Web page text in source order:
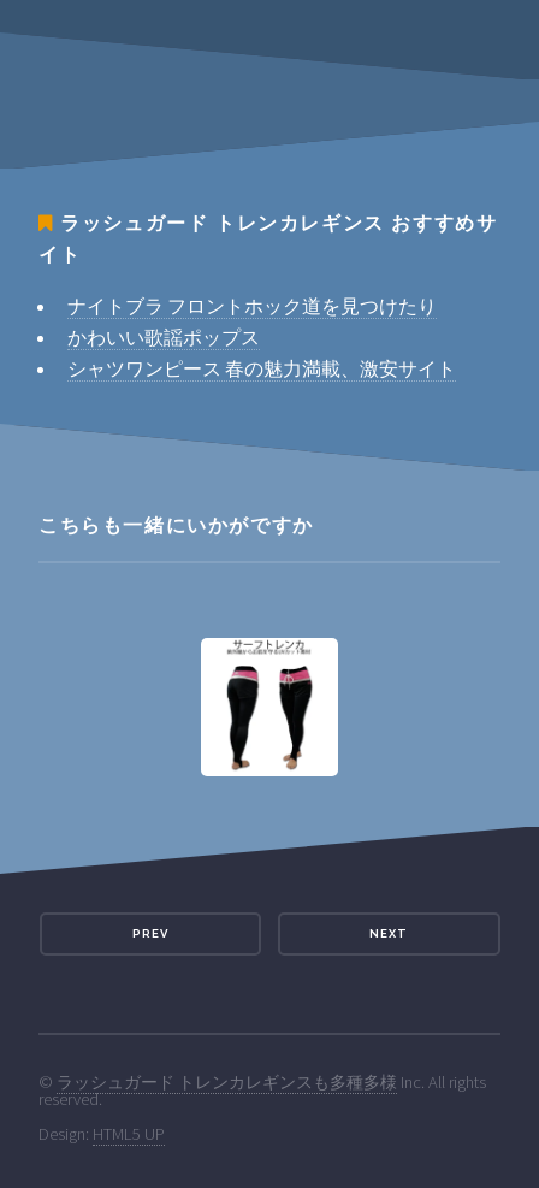
ラッシュガード トレンカレギンス おすすめサ
イト
ナイトブラ フロントホック道を見つけたり
かわいい歌謡ポップス
シャツワンピース 春の魅力満載、激安サイト
こちらも一緒にいかがですか
PREV NEXT
© ラッシュガード トレンカレギンスも多種多様 Inc. All rights
reserved.
Design: HTML5 UP